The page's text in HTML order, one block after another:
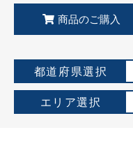
商品のご購入
都道府県選択
エリア選択